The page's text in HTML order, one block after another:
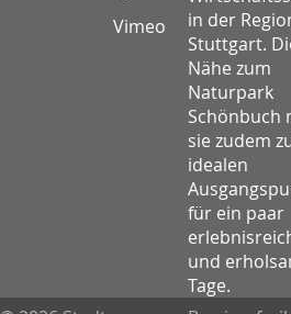
Vimeo
in der
Stuttgart.
Nähe zum
Naturpark
Schönbuch
sie zudem
idealen
für ein paar
und
Tage.